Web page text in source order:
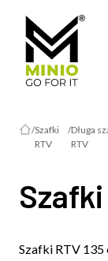
Szafki
RTV
Długa
RTV
Szafki
Szafki RTV